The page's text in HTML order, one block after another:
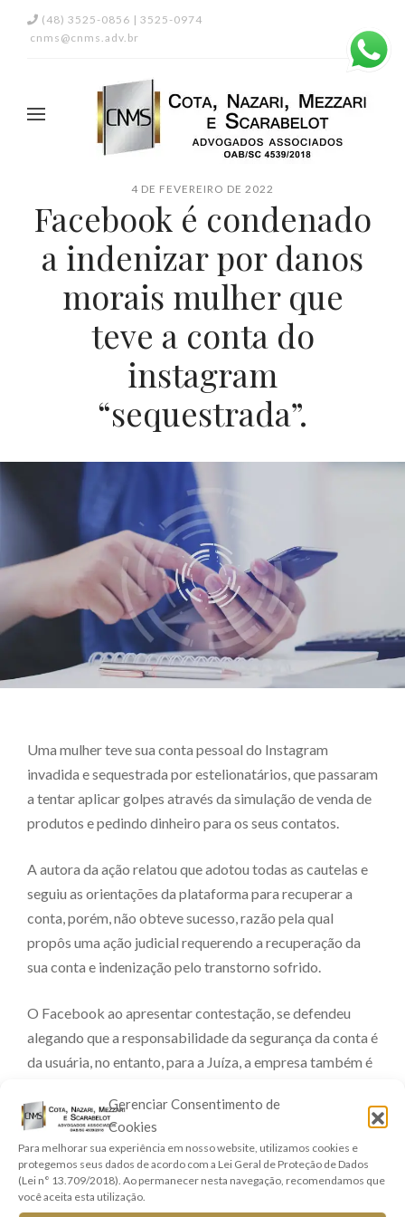
Gerenciar Consentimento de
Cookies
Para melhorar sua experiência em nosso website, utilizamos cookies e
protegemos seus dados de acordo com a Lei Geral de Proteção de Dados
(Lei n° 13.709/2018). Ao permanecer nesta navegação, recomendamos que
você aceita esta utilização.
(48) 3525-0856 | 3525-0974
cnms@cnms.adv.br
4 DE FEVEREIRO DE 2022
Facebook é condenado
a indenizar por danos
morais mulher que
teve a conta do
instagram
“sequestrada”.
Uma mulher teve sua conta pessoal do Instagram
invadida e sequestrada por estelionatários, que passaram
a tentar aplicar golpes através da simulação de venda de
produtos e pedindo dinheiro para os seus contatos.
A autora da ação relatou que adotou todas as cautelas e
seguiu as orientações da plataforma para recuperar a
conta, porém, não obteve sucesso, razão pela qual
propôs uma ação judicial requerendo a recuperação da
sua conta e indenização pelo transtorno sofrido.
O Facebook ao apresentar contestação, se defendeu
alegando que a responsabilidade da segurança da conta é
da usuária, no entanto, para a Juíza, a empresa também é
demonstrou quais falhas teriam sido cometidas pela
consumidora.
Em relação ao pedido de danos morais, a Juíza
fundamentou na sentença que: “o hackeamento de conta